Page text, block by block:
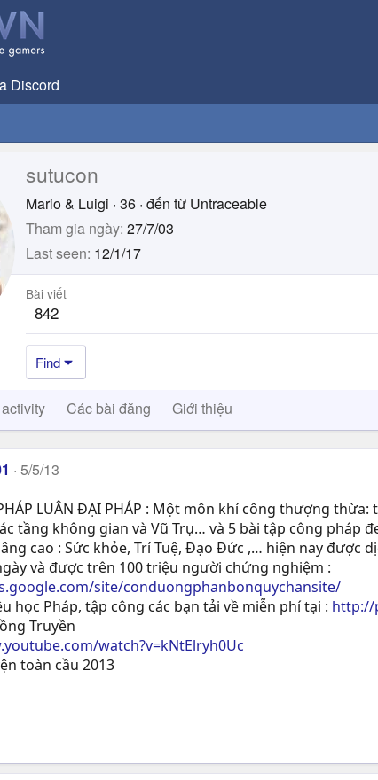
Discord
sutucon
Mario & Luigi · 36 · đến từ Untraceable
Tham gia ngày 27/7/03
Last seen 12/1/17
Bài viết
842
Find
Các bài đăng Giới thiệu
5/5/13
LUÂN ĐẠI PHÁP : Một môn khí công thượng
tầng không gian và Vũ Trụ… và 5 bài tập công
cao : Sức khỏe, Trí Tuệ, Ðạo Ðức ,… hiện nay được
và được trên 100 triệu người chứng nghiệm :
site/conduongphanbonquychansite/
học Pháp, tập công các bạn tải về miễn phí tại : http://
Truyền
watch?v=kNtElryh0Uc
toàn cầu 2013